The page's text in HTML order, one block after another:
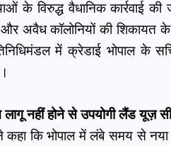
के विरुद्ध वैधानिक कार्रवाई
अवैध कॉलोनियों की शिकायत के
में क्रेडाई भोपाल के
लागू नहीं होने से उपयोगी लैंड यूज़
कहा कि भोपाल में लंबे समय से